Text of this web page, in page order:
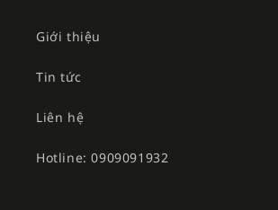
Giới thiệu
Tin tức
Liên hệ
Hotline: 0909091932